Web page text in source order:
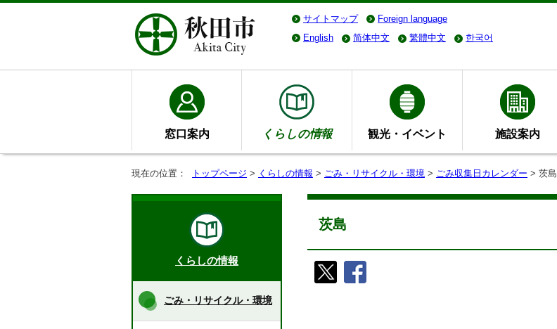
サイトマップ Foreign language
English
简体中文 繁體中文 한국어
窓口案内 くらしの情報 観光・イベント 施設案内
現在の位置： トップページ > くらしの情報 > ごみ・リサイクル・環境 > ごみ収集日カレンダー > 茨島
茨島
くらしの情報
ごみ・リサイクル・環境